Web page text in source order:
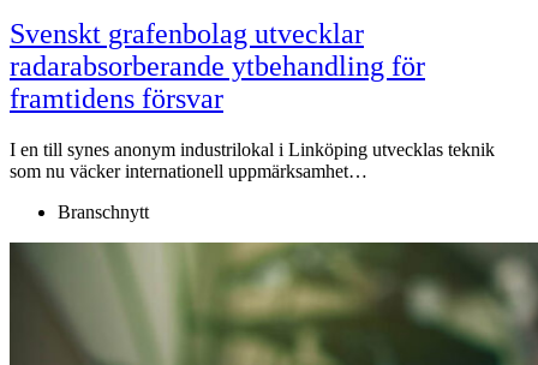
Svenskt grafenbolag utvecklar
radarabsorberande ytbehandling för
framtidens försvar
I en till synes anonym industrilokal i Linköping utvecklas teknik
som nu väcker internationell uppmärksamhet…
Branschnytt